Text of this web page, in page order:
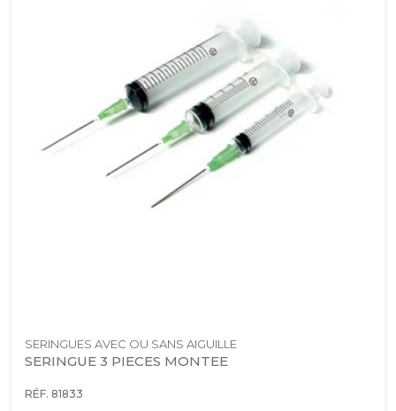
SERINGUES AVEC OU SANS AIGUILLE
SERINGUE 3 PIECES MONTEE
RÉF. 81833